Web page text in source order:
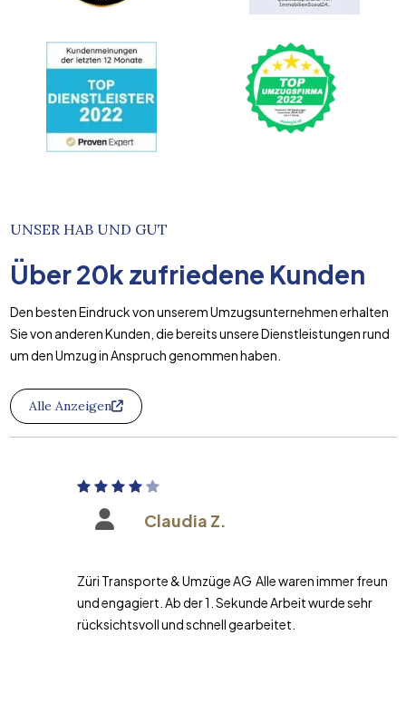
UNSER HAB UND GUT
Über20k zufriedene Kunden
Den besten Eindruck von unserem Umzugsunternehmen erhalten
Sie von anderen Kunden, die bereits unsere Dienstleistungen rund
um den Umzug in Anspruch genommen haben.
Alle Anzeigen
Claudia Z.
Züri Transporte & Umzüge AG Alle waren immer freundlich
und engagiert. Ab der 1. Sekunde Arbeit wurde sehr
rücksichtsvoll und schnell gearbeitet.